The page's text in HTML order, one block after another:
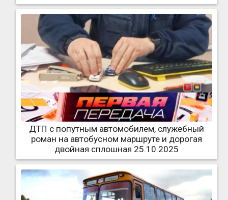
ДТП с попутным автомобилем, служебный
роман на автобусном маршруте и дорогая
двойная сплошная 25.10.2025